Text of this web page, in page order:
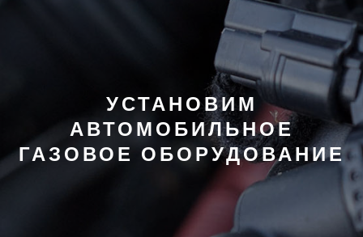
УСТАНОВИМ
АВТОМОБИЛЬНОЕ
ГАЗОВОЕ ОБОРУДОВАНИЕ